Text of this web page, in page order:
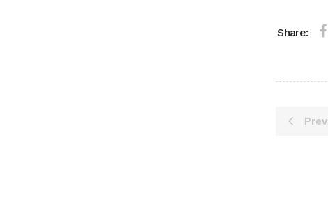
Share: